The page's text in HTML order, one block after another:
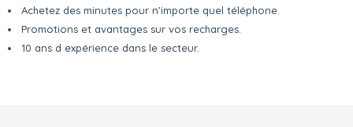
Achetez des minutes pour n'importe quel téléphone.
Promotions et avantages sur vos recharges.
10 ans d expérience dans le secteur.